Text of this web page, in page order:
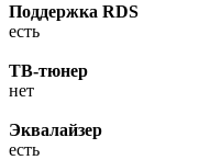
Поддержка RDS
есть
ТВ-тюнер
нет
Эквалайзер
есть